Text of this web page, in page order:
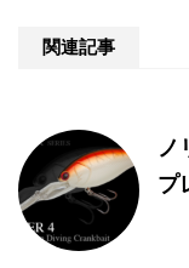
関連記事
ノ
プ